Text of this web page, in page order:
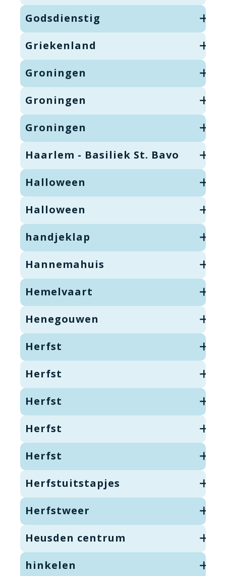
Godsdienstig
Griekenland
Groningen
Groningen
Groningen
Haarlem - Basiliek St. Bavo
Halloween
Halloween
handjeklap
Hannemahuis
Hemelvaart
Henegouwen
Herfst
Herfst
Herfst
Herfst
Herfst
Herfstuitstapjes
Herfstweer
Heusden centrum
hinkelen